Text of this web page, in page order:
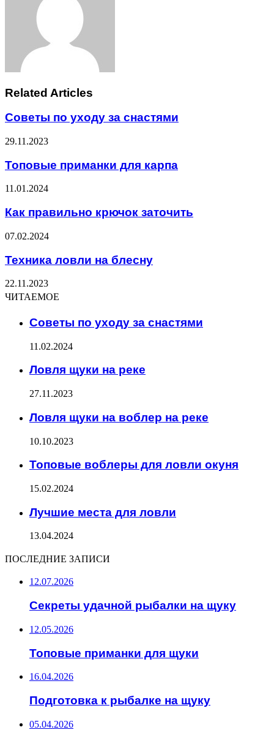
Related Articles
Советы по уходу за снастями
29.11.2023
Топовые приманки для карпа
11.01.2024
Как правильно крючок заточить
07.02.2024
Техника ловли на блесну
22.11.2023
ЧИТАЕМОЕ
Советы по уходу за снастями
11.02.2024
Ловля щуки на реке
27.11.2023
Ловля щуки на воблер на реке
10.10.2023
Топовые воблеры для ловли окуня
15.02.2024
Лучшие места для ловли
13.04.2024
ПОСЛЕДНИЕ ЗАПИСИ
12.07.2026
Секреты удачной рыбалки на щуку
12.05.2026
Топовые приманки для щуки
16.04.2026
Подготовка к рыбалке на щуку
05.04.2026